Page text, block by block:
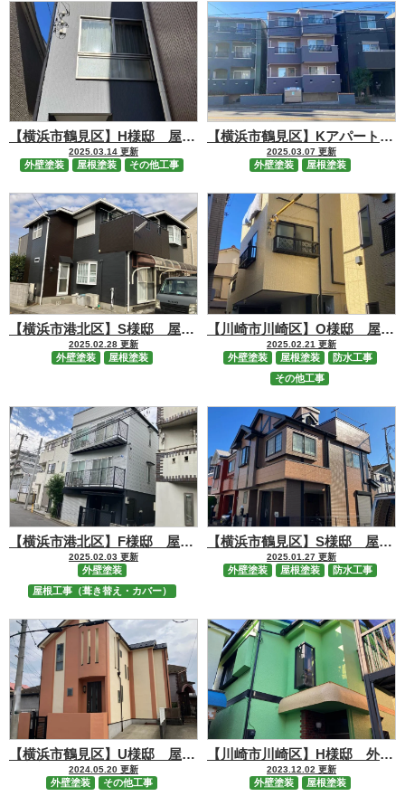
【横浜市鶴見区】H様邸 屋根外壁塗装・シーリング工事
2025.03.14 更新
外壁塗装 屋根塗装 その他工事
【横浜市鶴見区】Kアパート屋根外壁塗装工事
2025.03.07 更新
外壁塗装 屋根塗装
【横浜市港北区】S様邸 屋根外壁塗装工事
2025.02.28 更新
外壁塗装 屋根塗装
【川崎市川崎区】O様邸 屋根外壁塗装・防水・シーリング工事
2025.02.21 更新
外壁塗装 屋根塗装
防水工事
その他工事
【横浜市港北区】F様邸 屋根葺き替え・外壁塗装・鉄部塗装・バルコニー工事
2025.02.03 更新
外壁塗装
屋根工事（葺き替え・カバー）
【横浜市鶴見区】S様邸 屋根外壁塗装・シーリング・ベランダ防水工事
2025.01.27 更新
外壁塗装 屋根塗装 防水工事
【横浜市鶴見区】U様邸 屋根カバー・外壁塗装工事
2024.05.20 更新
外壁塗装 その他工事
【川崎市川崎区】H様邸 外壁・屋根塗装工事
2023.12.02 更新
外壁塗装 屋根塗装